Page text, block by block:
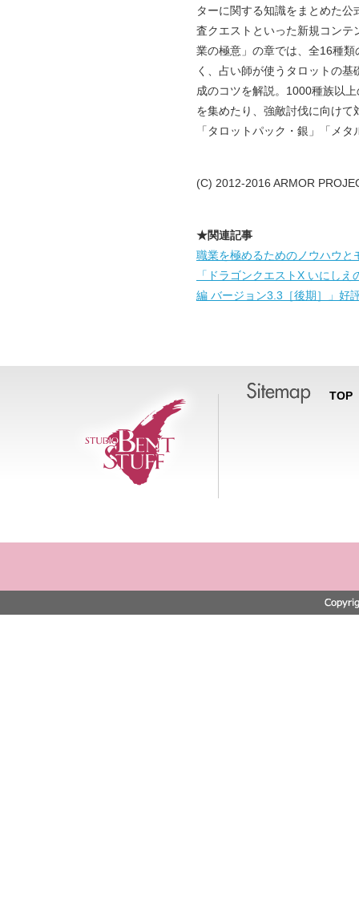
ターに関する知識をまとめた
査クエストといった新規コン
業の極意」の章では、全16種
く、占い師が使うタロットの
成のコツを解説。1000種族以
を集めたり、強敵討伐に向け
「タロットパック・銀」「メ
(C) 2012-2016 ARMOR
★関連記事
職業を極めるためのノウハウ
「ドラゴンクエストX いにし
編 バージョン3.3［後期］」好
TOP